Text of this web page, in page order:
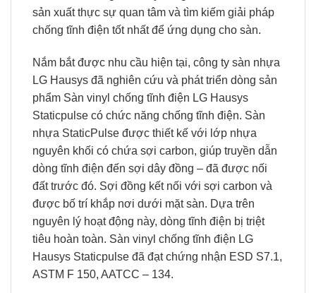
sản xuất thực sự quan tâm và tìm kiếm giải pháp
chống tĩnh điện tốt nhất để ứng dụng cho sàn.
Nắm bắt được nhu cầu hiện tại, công ty sàn nhựa
LG Hausys đã nghiên cứu và phát triển dòng sản
phẩm Sàn vinyl chống tĩnh điện LG Hausys
Staticpulse có chức năng chống tĩnh điện. Sàn
nhựa StaticPulse được thiết kế với lớp nhựa
nguyên khối có chứa sợi carbon, giúp truyền dẫn
dòng tĩnh điện đến sợi dây đồng – đã được nối
đất trước đó. Sợi đồng kết nối với sợi carbon và
được bố trí khắp nơi dưới mặt sàn. Dựa trên
nguyên lý hoạt động này, dòng tĩnh điện bị triệt
tiêu hoàn toàn. Sàn vinyl chống tĩnh điện LG
Hausys Staticpulse đã đạt chứng nhận ESD S7.1,
ASTM F 150, AATCC – 134.